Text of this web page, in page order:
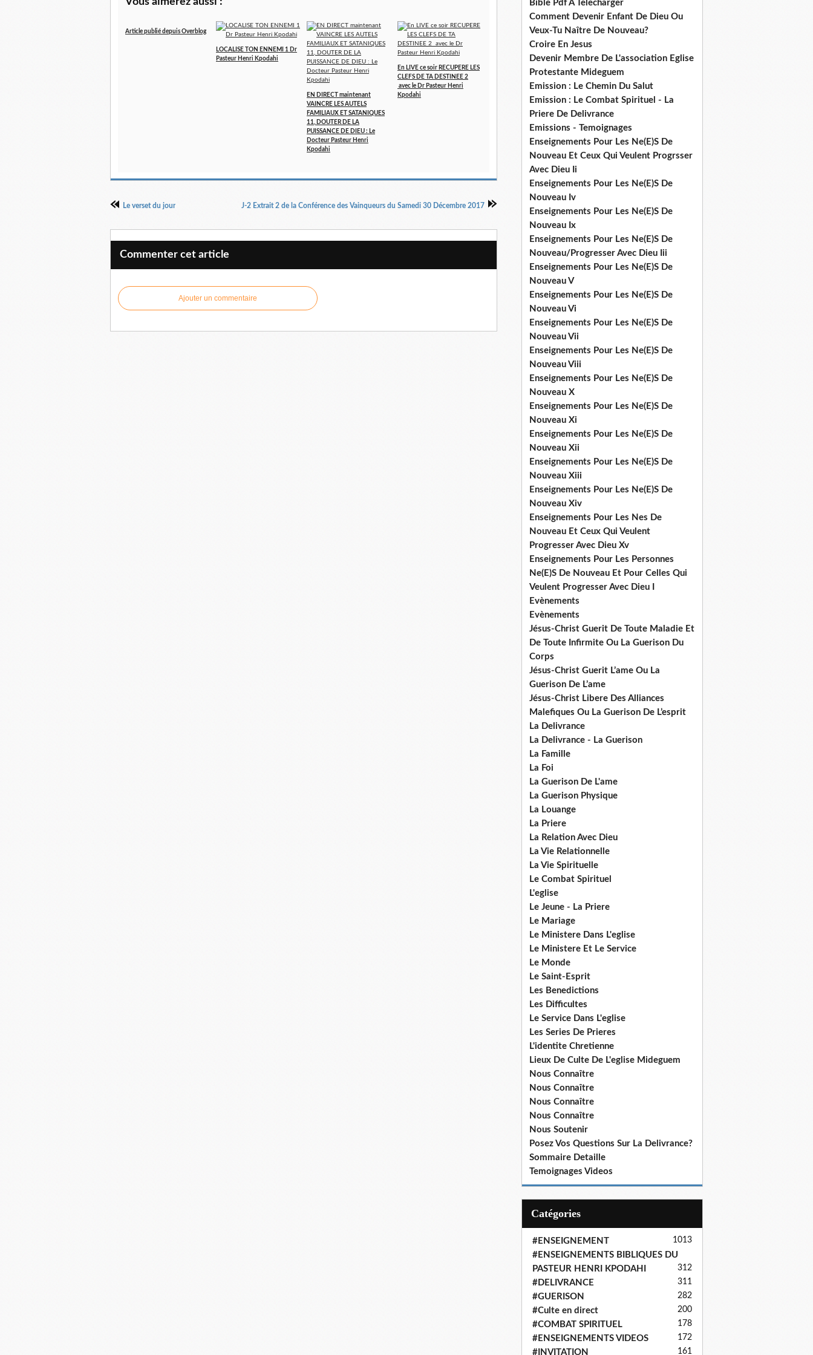
Article publié depuis Overblog
LOCALISE TON ENNEMI 1 Dr
Pasteur Henri Kpodahi
EN DIRECT maintenant
VAINCRE LES AUTELS
FAMILIAUX ET SATANIQUES
11, DOUTER DE LA
PUISSANCE DE DIEU : Le
Docteur Pasteur Henri
Kpodahi
En LIVE ce soir RECUPERE LES
CLEFS DE TA DESTINEE 2
avec le Dr Pasteur Henri
Kpodahi
Le verset du jour J-2 Extrait 2 de la Conférence des Vainqueurs du Samedi 30 Décembre 2017
Commenter cet article
Ajouter un commentaire
Bible Pdf A Telecharger
Comment Devenir Enfant De Dieu Ou
Veux-Tu Naître De Nouveau?
Croire En Jesus
Devenir Membre De L'association Eglise
Protestante Mideguem
Emission : Le Chemin Du Salut
Emission : Le Combat Spirituel - La
Priere De Delivrance
Emissions - Temoignages
Enseignements Pour Les Ne(E)S De
Nouveau Et Ceux Qui Veulent Progrsser
Avec Dieu Ii
Enseignements Pour Les Ne(E)S De
Nouveau Iv
Enseignements Pour Les Ne(E)S De
Nouveau Ix
Enseignements Pour Les Ne(E)S De
Nouveau/Progresser Avec Dieu Iii
Enseignements Pour Les Ne(E)S De
Nouveau V
Enseignements Pour Les Ne(E)S De
Nouveau Vi
Enseignements Pour Les Ne(E)S De
Nouveau Vii
Enseignements Pour Les Ne(E)S De
Nouveau Viii
Enseignements Pour Les Ne(E)S De
Nouveau X
Enseignements Pour Les Ne(E)S De
Nouveau Xi
Enseignements Pour Les Ne(E)S De
Nouveau Xii
Enseignements Pour Les Ne(E)S De
Nouveau Xiii
Enseignements Pour Les Ne(E)S De
Nouveau Xiv
Enseignements Pour Les Nes De
Nouveau Et Ceux Qui Veulent
Progresser Avec Dieu Xv
Enseignements Pour Les Personnes
Ne(E)S De Nouveau Et Pour Celles Qui
Veulent Progresser Avec Dieu I
Evènements
Evènements
Jésus-Christ Guerit De Toute Maladie Et
De Toute Infirmite Ou La Guerison Du
Corps
Jésus-Christ Guerit L’ame Ou La
Guerison De L’ame
Jésus-Christ Libere Des Alliances
Malefiques Ou La Guerison De L’esprit
La Delivrance
La Delivrance - La Guerison
La Famille
La Foi
La Guerison De L'ame
La Guerison Physique
La Louange
La Priere
La Relation Avec Dieu
La Vie Relationnelle
La Vie Spirituelle
Le Combat Spirituel
L'eglise
Le Jeune - La Priere
Le Mariage
Le Ministere Dans L'eglise
Le Ministere Et Le Service
Le Monde
Le Saint-Esprit
Les Benedictions
Les Difficultes
Le Service Dans L'eglise
Les Series De Prieres
L'identite Chretienne
Lieux De Culte De L'eglise Mideguem
Nous Connaître
Nous Connaître
Nous Connaître
Nous Connaître
Nous Soutenir
Posez Vos Questions Sur La Delivrance?
Sommaire Detaille
Temoignages Videos
Catégories
#ENSEIGNEMENT 1013
#ENSEIGNEMENTS BIBLIQUES DU
PASTEUR HENRI KPODAHI
312
#DELIVRANCE 311
#GUERISON 282
#Culte en direct 200
#COMBAT SPIRITUEL 178
#ENSEIGNEMENTS VIDEOS 172
#INVITATION 161